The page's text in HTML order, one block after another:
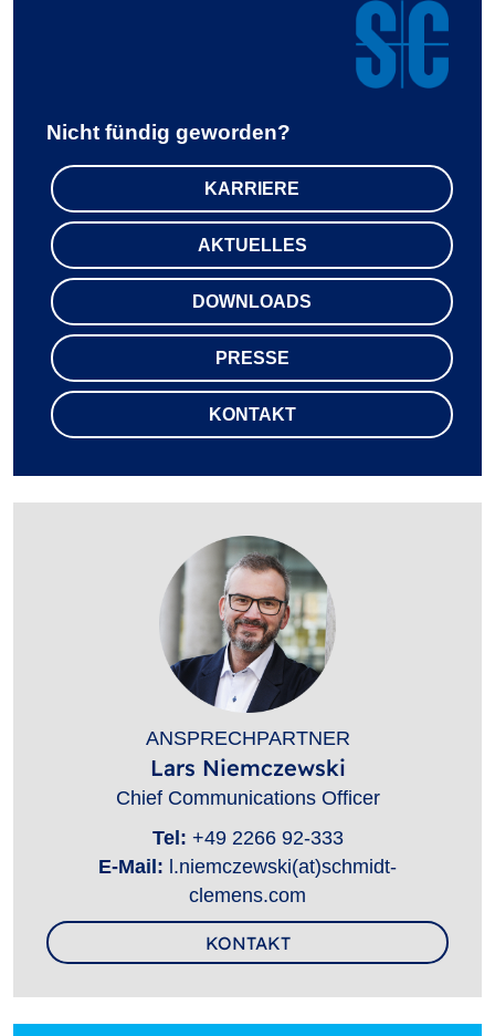
Nicht fündig geworden?
KARRIERE
AKTUELLES
DOWNLOADS
PRESSE
KONTAKT
ANSPRECHPARTNER
Lars Niemczewski
Chief Communications Officer
Tel: +49 2266 92-333
E-Mail: l.niemczewski(at)schmidt-
clemens.com
KONTAKT